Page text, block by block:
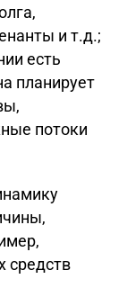
и т.д.;
есть
планирует
потоки
средств